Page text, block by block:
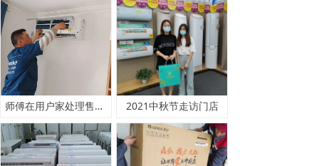
师傅在用户家处理售后事务 2021中秋节走访门店